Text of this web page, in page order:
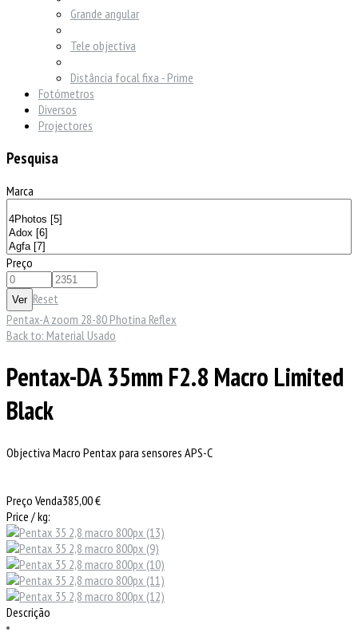
Grande angular
Tele objectiva
Distância focal fixa - Prime
Fotómetros
Diversos
Projectores
Pesquisa
Marca
Preço
Reset
Pentax-A zoom 28-80 Photina Reflex
Back to: Material Usado
Pentax-DA 35mm F2.8 Macro Limited
Black
Objectiva Macro Pentax para sensores APS-C
Preço Venda385,00 €
Price / kg:
Descrição